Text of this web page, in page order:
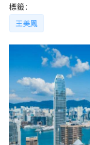
格到至抵按揭
人才房貸・開戶優惠
免費房貸轉介服務
免費開戶轉介服務
私人貸款
標籤：
王美鳳